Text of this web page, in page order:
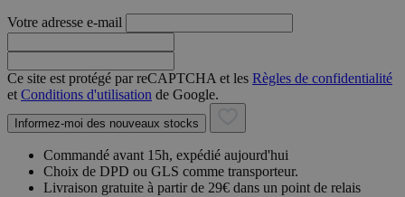
Votre adresse e-mail
Ce site est protégé par reCAPTCHA et les Règles de confidentialité
et Conditions d'utilisation de Google.
Informez-moi des nouveaux stocks
Commandé avant 15h, expédié aujourd'hui
Choix de DPD ou GLS comme transporteur.
Livraison gratuite à partir de 29€ dans un point de relais